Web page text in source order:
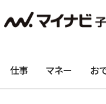
仕事 マネー お